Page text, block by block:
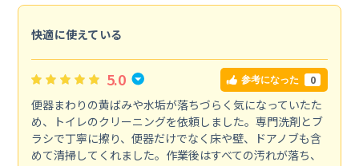
快適に使えている
5.0 参考になった 0
便器まわりの黄ばみや水垢が落ちづらく気になっていたた
め、トイレのクリーニングを依頼しました。専門洗剤とブ
ラシで丁寧に擦り、便器だけでなく床や壁、ドアノブも含
めて清掃してくれました。作業後はすべての汚れが落ち、